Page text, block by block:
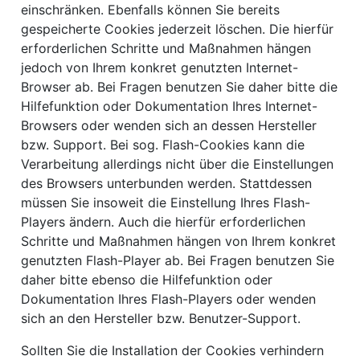
einschränken. Ebenfalls können Sie bereits
gespeicherte Cookies jederzeit löschen. Die hierfür
erforderlichen Schritte und Maßnahmen hängen
jedoch von Ihrem konkret genutzten Internet-
Browser ab. Bei Fragen benutzen Sie daher bitte die
Hilfefunktion oder Dokumentation Ihres Internet-
Browsers oder wenden sich an dessen Hersteller
bzw. Support. Bei sog. Flash-Cookies kann die
Verarbeitung allerdings nicht über die Einstellungen
des Browsers unterbunden werden. Stattdessen
müssen Sie insoweit die Einstellung Ihres Flash-
Players ändern. Auch die hierfür erforderlichen
Schritte und Maßnahmen hängen von Ihrem konkret
genutzten Flash-Player ab. Bei Fragen benutzen Sie
daher bitte ebenso die Hilfefunktion oder
Dokumentation Ihres Flash-Players oder wenden
sich an den Hersteller bzw. Benutzer-Support.
Sollten Sie die Installation der Cookies verhindern